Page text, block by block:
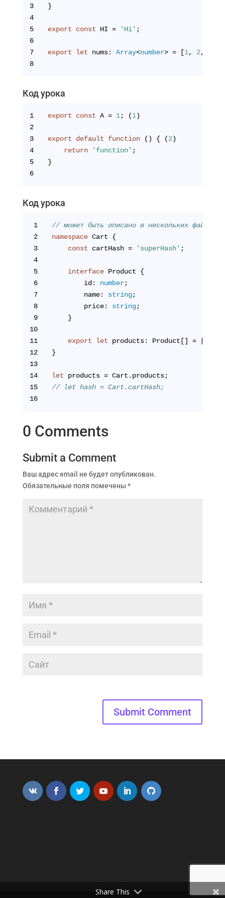
3
}
4
5
export const HI = 'Hi' ;
6
7
export let nums: Array<number> = [1, 2,
8
Код урока
1 export const A = 1; (1)
2
3
export default function ( ) { (2)
4
return 'function' ;
5
}
6
Код урока
1
// может быть описано в нескольких файлах
2
namespace Cart {
3
const cartHash = 'superHash' ;
4
5
interface Product {
6
        id:
number;
7
        name:
string;
8
        price:
string;
9
    }
10
11
export let products: Product[] = [];
12
}
13
14
let products = Cart.products;
15
// let hash = Cart.cartHash;
16
0 Comments
Submit a Comment
Ваш адрес email не будет опубликован.
Обязательные поля помечены*
Submit Comment
Share This